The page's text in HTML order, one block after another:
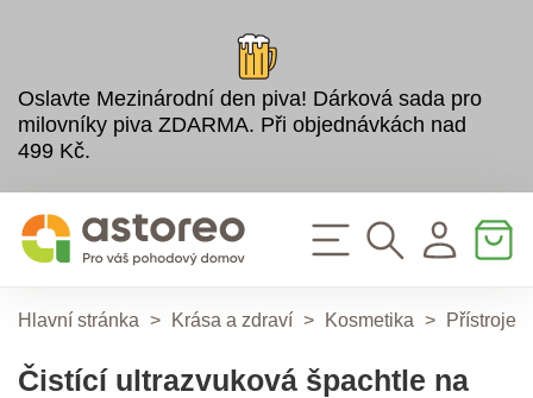
Oslavte Mezinárodní den piva! Dárková sada pro
milovníky piva ZDARMA. Při objednávkách nad
499 Kč.
Hlavní stránka > Krása a zdraví > Kosmetika > Přístroje
Čistící ultrazvuková špachtle na